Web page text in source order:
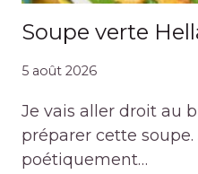
Soupe verte
5 août 2026
Je vais aller droit au
préparer cette
poétiquement…